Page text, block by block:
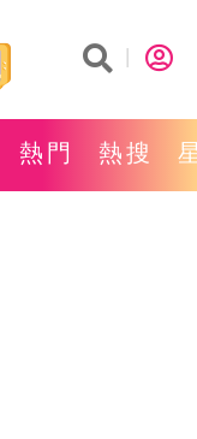
熱門 熱搜